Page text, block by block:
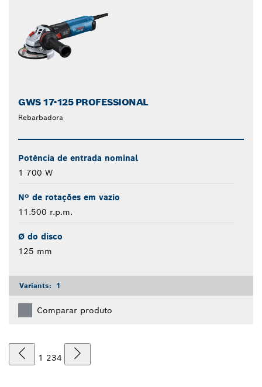
GWS 17-125 PROFESSIONAL
Rebarbadora
Potência de entrada nominal
1 700 W
Nº de rotações em vazio
11.500 r.p.m.
Ø do disco
125 mm
Variants: 1
Comparar produto
1 234